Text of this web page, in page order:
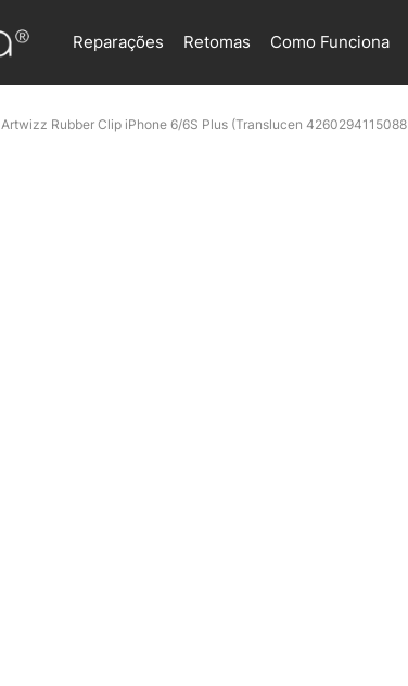
Reparações Retomas Como Funciona
Artwizz Rubber Clip iPhone 6/6S Plus (Translucen 4260294115088